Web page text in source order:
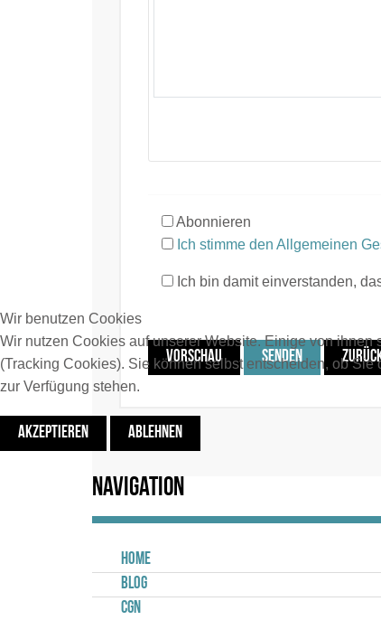
Abonnieren
Ich stimme den Allgemeinen
Ich bin damit einverstanden,
VORSCHAU SENDEN
Navigation
Home
Blog
CGN
Wir benutzen Cookies
Wir nutzen Cookies auf unserer Website. Einige von
(Tracking Cookies). Sie können selbst entscheiden, ob
zur Verfügung stehen.
AKZEPTIEREN ABLEHNEN